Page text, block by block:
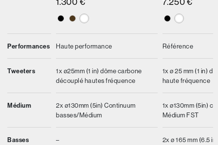
Performances
Tweeters
Médium
Basses
Haute performance
1x ø25mm (1 in) dôme carbone
découplé hautes fréquence
2x ø130mm (5in) Continuum
basses/Médium
–
Référence
1x ø 25 mm (1 in)
haute fréquence
1x ø130mm (5in)
Médium FST
2x ø 165 mm (6.5